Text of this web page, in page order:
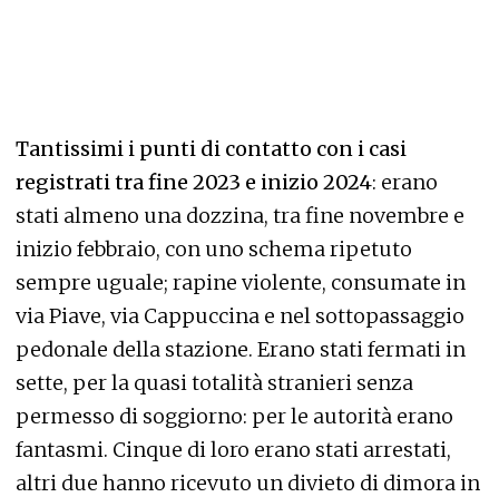
Tantissimi i punti di contatto con i casi
registrati tra fine 2023 e inizio 2024: erano
stati almeno una dozzina, tra fine novembre e
inizio febbraio, con uno schema ripetuto
sempre uguale; rapine violente, consumate in
via Piave, via Cappuccina e nel sottopassaggio
pedonale della stazione. Erano stati fermati in
sette, per la quasi totalità stranieri senza
permesso di soggiorno: per le autorità erano
fantasmi. Cinque di loro erano stati arrestati,
altri due hanno ricevuto un divieto di dimora in